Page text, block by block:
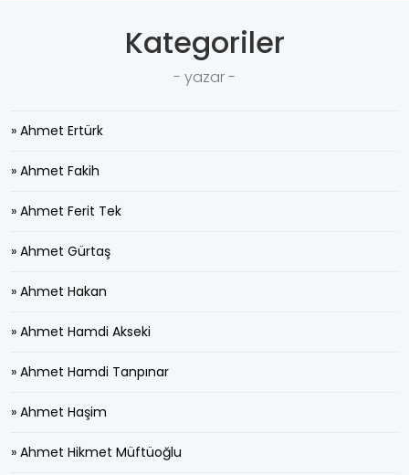
Kategoriler
- yazar -
» Ahmet Ertürk
» Ahmet Fakih
» Ahmet Ferit Tek
» Ahmet Gürtaş
» Ahmet Hakan
» Ahmet Hamdi Akseki
» Ahmet Hamdi Tanpınar
» Ahmet Haşim
» Ahmet Hikmet Müftüoğlu